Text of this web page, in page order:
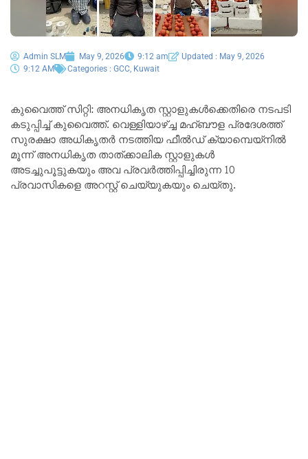
Admin SLM May 9, 2026 9:12 am
Updated : May 9, 2026
9:12 AM
Categories : GCC Kuwait
കുവൈത്ത് സിറ്റി: അനധികൃത സ്റ്റാളുകൾക്കെതിരെ നടപടി
കടുപ്പിച്ച് കുവൈത്ത്. വെള്ളിയാഴ്ച്ച മഹ്ബൗള പ്രദേശത്ത്
സുരക്ഷാ അധികൃതർ നടത്തിയ ഫീൽഡ് ക്യാമ്പെയ്‌നിൽ
മൂന്ന് അനധികൃത താത്ക്കാലിക സ്റ്റാളുകൾ
അടച്ചുപൂട്ടുകയും അവ പ്രവർത്തിപ്പിച്ചിരുന്ന 10
പ്രവാസികളെ അറസ്റ്റ് ചെയ്യുകയും ചെയ്തു.